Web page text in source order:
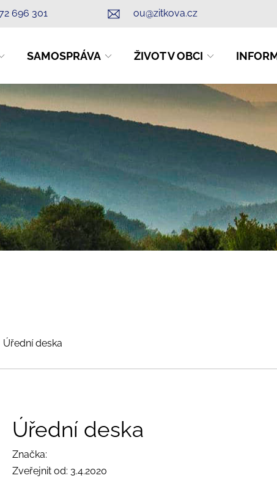
696 301 ou@zitkova.cz
SAMOSPRÁVA ŽIVOT V OBCI
Úřední deska
Úřední deska
Značka:
Zveřejnit od: 3.4.2020